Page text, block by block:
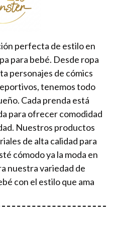
perfecta de estilo en
para bebé. Desde ropa
personajes de cómics
tenemos todo
Cada prenda está
para ofrecer comodidad
Nuestros productos
de alta calidad para
cómodo ya la moda en
nuestra variedad de
con el estilo que ama